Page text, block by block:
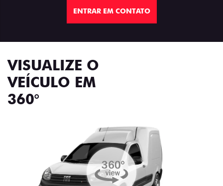
ENTRAR EM CONTATO
VISUALIZE O
VEÍCULO EM
360°